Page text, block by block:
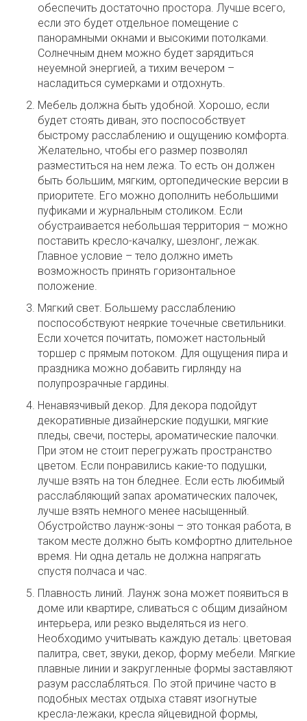
обеспечить достаточно простора. Лучше всего,
если это будет отдельное помещение с
панорамными окнами и высокими потолками.
Солнечным днем можно будет зарядиться
неуемной энергией, а тихим вечером –
насладиться сумерками и отдохнуть.
Мебель должна быть удобной. Хорошо, если
будет стоять диван, это поспособствует
быстрому расслаблению и ощущению комфорта.
Желательно, чтобы его размер позволял
разместиться на нем лежа. То есть он должен
быть большим, мягким, ортопедические версии в
приоритете. Его можно дополнить небольшими
пуфиками и журнальным столиком. Если
обустраивается небольшая территория – можно
поставить кресло-качалку, шезлонг, лежак.
Главное условие – тело должно иметь
возможность принять горизонтальное
положение.
Мягкий свет. Большему расслаблению
поспособствуют неяркие точечные светильники.
Если хочется почитать, поможет настольный
торшер с прямым потоком. Для ощущения пира и
праздника можно добавить гирлянду на
полупрозрачные гардины.
Ненавязчивый декор. Для декора подойдут
декоративные дизайнерские подушки, мягкие
пледы, свечи, постеры, ароматические палочки.
При этом не стоит перегружать пространство
цветом. Если понравились какие-то подушки,
лучше взять на тон бледнее. Если есть любимый
расслабляющий запах ароматических палочек,
лучше взять немного менее насыщенный.
Обустройство лаунж-зоны – это тонкая работа, в
таком месте должно быть комфортно длительное
время. Ни одна деталь не должна напрягать
спустя полчаса и час.
Плавность линий. Лаунж зона может появиться в
доме или квартире, сливаться с общим дизайном
интерьера, или резко выделяться из него.
Необходимо учитывать каждую деталь: цветовая
палитра, свет, звуки, декор, форму мебели. Мягкие
плавные линии и закругленные формы заставляют
разум расслабляться. По этой причине часто в
подобных местах отдыха ставят изогнутые
кресла-лежаки, кресла яйцевидной формы,